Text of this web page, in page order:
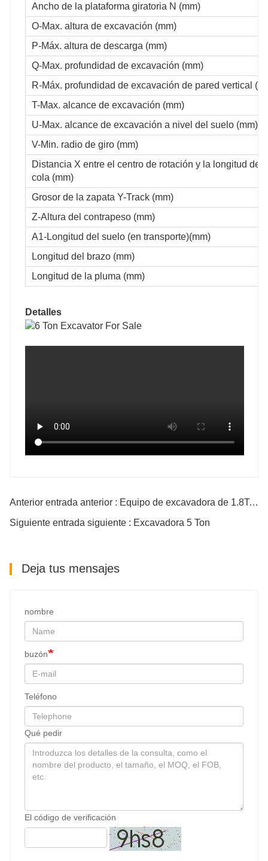
Ancho de la plataforma giratoria N (mm)
O-Max. altura de excavación (mm)
P-Máx. altura de descarga (mm)
Q-Max. profundidad de excavación (mm)
R-Máx. profundidad de excavación de pared vertical
T-Max. alcance de excavación (mm)
U-Max. alcance de excavación a nivel del suelo (mm)
V-Min. radio de giro (mm)
Distancia X entre el centro de rotación y la longitud de
cola (mm)
Grosor de la zapata Y-Track (mm)
Z-Altura del contrapeso (mm)
A1-Longitud del suelo (en transporte)(mm)
Longitud del brazo (mm)
Longitud de la pluma (mm)
Detalles
Anterior entrada anterior : Equipo de excavadora de 1.8Ton
Siguiente entrada siguiente : Excavadora 5 Ton
Deja tus mensajes
nombre
buzón
Teléfono
Qué pedir
El código de verificación